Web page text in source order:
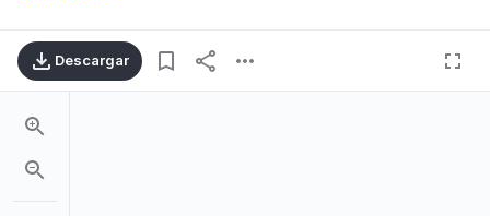
Descargar